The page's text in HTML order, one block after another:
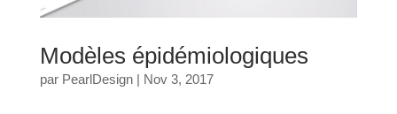
Modèles épidémiologiques
par PearlDesign| Nov 3, 2017